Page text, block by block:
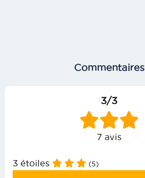
Commentaires
3/3
7 avis
3 étoiles (5)